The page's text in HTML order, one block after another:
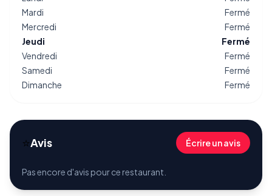
Mardi
Fermé
Mercredi
Fermé
Jeudi
Fermé
Vendredi
Fermé
Samedi
Fermé
Dimanche
Fermé
⭐Avis Écrire un avis
Pas encore d'avis pour ce restaurant.